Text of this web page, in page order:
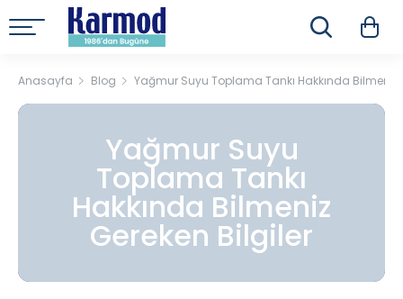
Anasayfa Blog Yağmur Suyu Toplama Tankı Hakkında Bilmeniz
Yağmur Suyu
Toplama Tankı
Hakkında Bilmeniz
Gereken Bilgiler